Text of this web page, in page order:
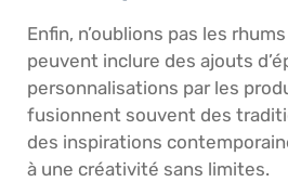
Enfin, n’oublions pas les
peuvent inclure des ajouts
personnalisations par les
fusionnent souvent des
des inspirations
à une créativité sans limites.